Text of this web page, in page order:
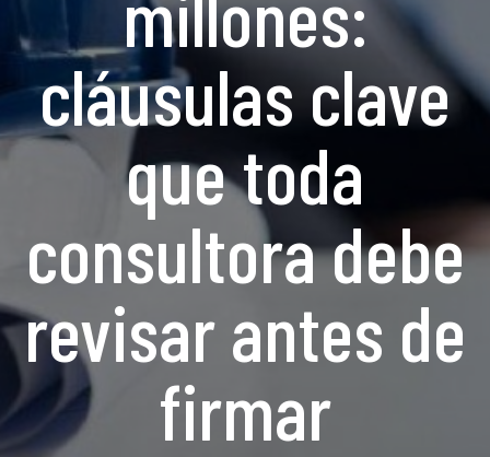
cláusulas clave
que toda
consultora debe
revisar antes de
firmar